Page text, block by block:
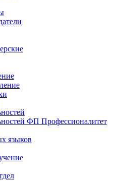
ФП Профессионалитет
языков